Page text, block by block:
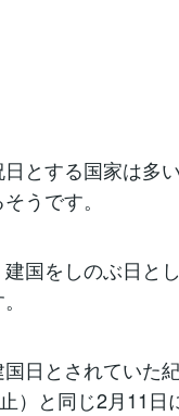
とする国家は多
うです。
国をしのぶ日と
日とされていた
）と同じ2月11日